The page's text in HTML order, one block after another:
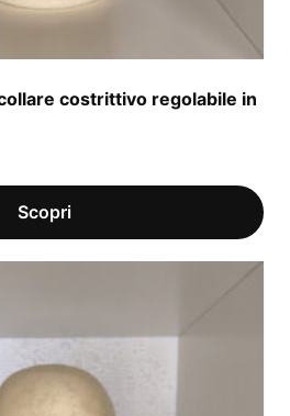
costrittivo regolabile in